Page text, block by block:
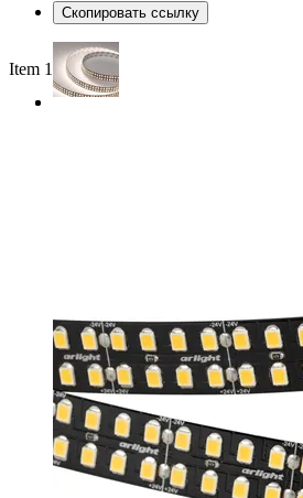
Скопировать ссылку
Item 1 of 2